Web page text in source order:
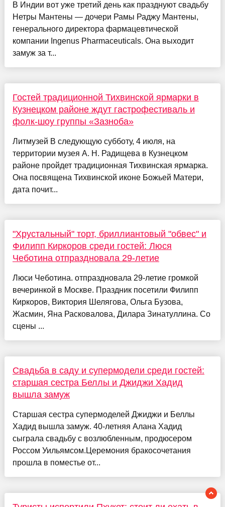
В Индии вот уже третий день как празднуют свадьбу
Нетры Мантены — дочери Рамы Раджу Мантены,
генерального директора фармацевтической
компании Ingenus Pharmaceuticals. Она выходит
замуж за т...
Гостей традиционной Тихвинской ярмарки в
Кузнецком районе ждут гастрофестиваль и
фолк-шоу группы «Зазноба»
Литмузей В следующую субботу, 4 июля, на
территории музея А. Н. Радищева в Кузнецком
районе пройдет традиционная Тихвинская ярмарка.
Она посвящена Тихвинской иконе Божьей Матери,
дата почит...
"Хрустальный" торт, бриллиантовый "обвес" и
Филипп Киркоров среди гостей: Люся
Чеботина отпраздновала 29-летие
Люси Чеботина. отпраздновала 29-летие громкой
вечеринкой в Москве. Праздник посетили Филипп
Киркоров, Виктория Шелягова, Ольга Бузова,
Жасмин, Яна Расковалова, Дилара Зинатуллина. Со
сцены ...
Свадьба в саду и супермодели среди гостей:
старшая сестра Беллы и Джиджи Хадид
вышла замуж
Старшая сестра супермоделей Джиджи и Беллы
Хадид вышла замуж. 40-летняя Алана Хадид
сыграла свадьбу с возлюбленным, продюсером
Россом Уильямсом.Церемония бракосочетания
прошла в поместье от...